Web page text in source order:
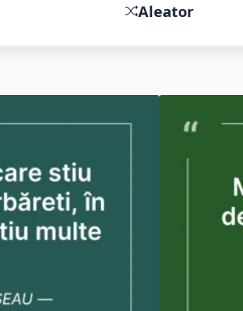
Aleator